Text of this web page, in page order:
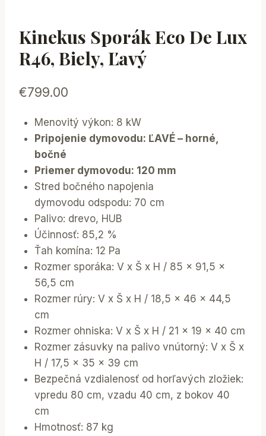
Kinekus Sporák Eco De Lux
R46, Biely, Ľavý
€799.00
Menovitý výkon: 8 kW
Pripojenie dymovodu: ĽAVÉ – horné,
bočné
Priemer dymovodu: 120 mm
Stred bočného napojenia
dymovodu odspodu: 70 cm
Palivo: drevo, HUB
Účinnosť: 85,2 %
Ťah komína: 12 Pa
Rozmer sporáka: V x Š x H / 85 x 91,5 x
56,5 cm
Rozmer rúry: V x Š x H / 18,5 x 46 x 44,5
cm
Rozmer ohniska: V x Š x H / 21 x 19 x 40 cm
Rozmer zásuvky na palivo vnútorný: V x Š x
H / 17,5 x 35 x 39 cm
Bezpečná vzdialenosť od horľavých zložiek:
vpredu 80 cm, vzadu 40 cm, z bokov 40
cm
Hmotnosť: 87 kg